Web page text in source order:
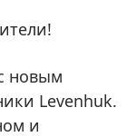
новым
Levenhuk.
и